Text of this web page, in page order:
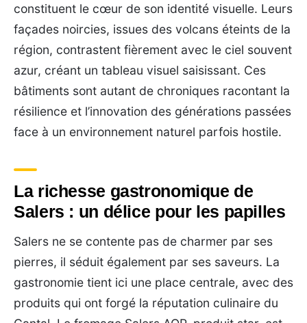
constituent le cœur de son identité visuelle. Leurs
façades noircies, issues des volcans éteints de la
région, contrastent fièrement avec le ciel souvent
azur, créant un tableau visuel saisissant. Ces
bâtiments sont autant de chroniques racontant la
résilience et l’innovation des générations passées
face à un environnement naturel parfois hostile.
La richesse gastronomique de
Salers : un délice pour les papilles
Salers ne se contente pas de charmer par ses
pierres, il séduit également par ses saveurs. La
gastronomie tient ici une place centrale, avec des
produits qui ont forgé la réputation culinaire du